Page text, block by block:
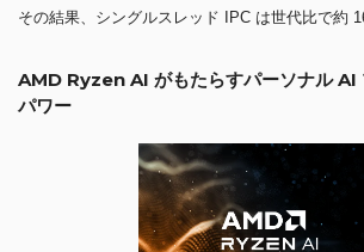
その結果、シングルスレッド IPC は世代比で約
AMD Ryzen AI がもたらすパーソナル AI
パワー